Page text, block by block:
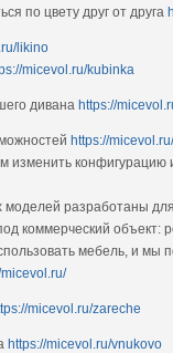
по цвету друг от друга
likino
micevol.ru/kubinka
дивана https://
https://
изменить конфигурацию
разработаны
коммерческий
мебель, и мы
micevol.ru/zareche
https://micevol.ru/vnukovo